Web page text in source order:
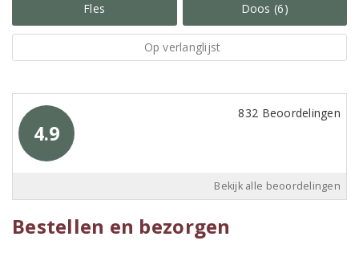
Fles Doos (6)
Op verlanglijst
4.9
832 Beoordelingen
Bekijk alle beoordelingen
Bestellen en bezorgen